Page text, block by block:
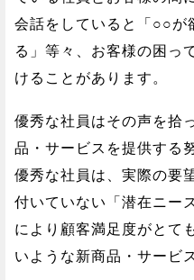
会話をしていると「○○が
る」等々、お客様の困っ
けることがあります。
優秀な社員はその声を拾
品・サービスを提供する
優秀な社員は、実際の要
付いていない「潜在ニー
により顧客満足度がとて
いような新商品・サービ